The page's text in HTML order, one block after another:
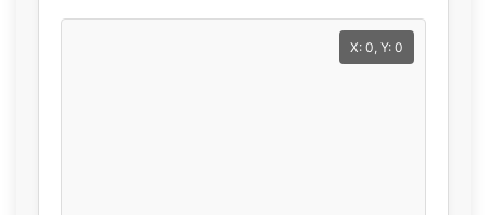
X: 0, Y: 0